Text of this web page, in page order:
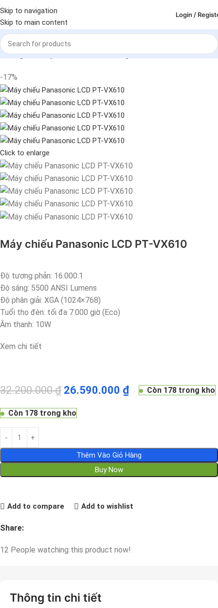
Skip to navigation
Skip to main content
Login /
Trang chủ Máy chiếu - Màn chiếu Máy chiếu
-17%
Click to enlarge
Máy chiếu Panasonic LCD PT-VX610
Độ tương phản: 16.000:1
Độ sáng: 5500 ANSI Lumens
Độ phân giải: XGA (1024×768)
Tuổi thọ đèn: tối đa 7.000 giờ (Eco)
Âm thanh: 10W
Xem chi tiết
32.200.000₫ 26.590.000 ₫ Còn 178 trong kho
Còn 178 trong kho
Thêm Vào Giỏ Hàng
Buy Now
Add to compare Add to wishlist
Share:
12 People watching this product now!
Thông tin chi tiết